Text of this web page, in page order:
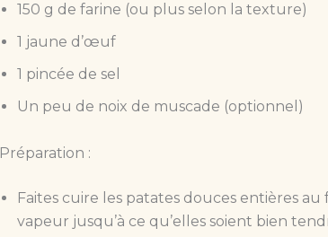
150 g de farine (ou plus selon la texture)
1 jaune d’œuf
1 pincée de sel
Un peu de noix de muscade (optionnel)
Préparation :
Faites cuire les patates douces entières au
vapeur jusqu’à ce qu’elles soient bien